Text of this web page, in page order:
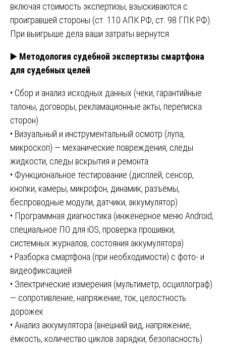
включая стоимость экспертизы, взыскиваются с
проигравшей стороны (ст. 110 АПК РФ, ст. 98 ГПК РФ).
При выигрыше дела ваши затраты вернутся.
▶️ Методология судебной экспертизы смартфона
для судебных целей
• Сбор и анализ исходных данных (чеки, гарантийные
талоны, договоры, рекламационные акты, переписка
сторон)
• Визуальный и инструментальный осмотр (лупа,
микроскоп) — механические повреждения, следы
жидкости, следы вскрытия и ремонта
• Функциональное тестирование (дисплей, сенсор,
кнопки, камеры, микрофон, динамик, разъёмы,
беспроводные модули, датчики, аккумулятор)
• Программная диагностика (инженерное меню Android,
специальное ПО для iOS, проверка прошивки,
системных журналов, состояния аккумулятора)
• Разборка смартфона (при необходимости) с фото- и
видеофиксацией
• Электрические измерения (мультиметр, осциллограф)
— сопротивление, напряжение, ток, целостность
дорожек
• Анализ аккумулятора (внешний вид, напряжение,
ёмкость, количество циклов зарядки, безопасность)